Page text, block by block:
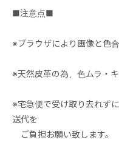
■注意点■
※ブラウザにより画像と色
※天然皮革の為、色ムラ・
※宅急便で受け取り去れず
送代を
ご負担お願い致します。